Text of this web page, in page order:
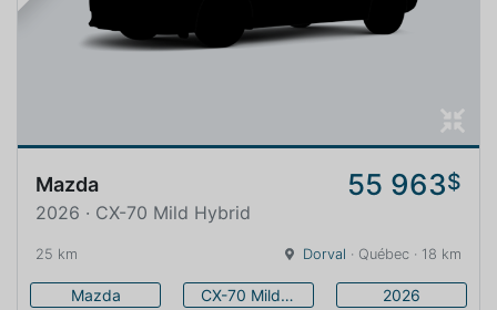
Mazda 55 963$
2026 · CX-70 Mild Hybrid
25 km Dorval · Québec · 18 km
Mazda CX-70 Mild Hybrid 2026